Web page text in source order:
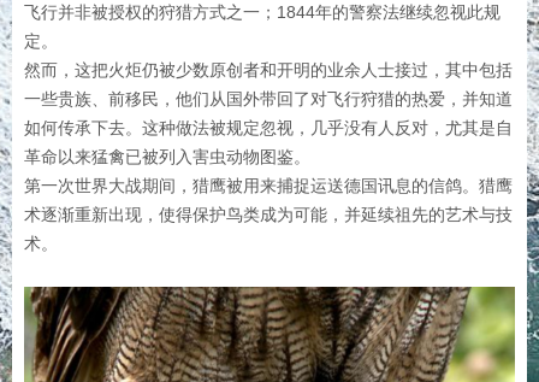
飞行并非被授权的狩猎方式之一；1844年的警察法继续忽视此规
定。
然而，这把火炬仍被少数原创者和开明的业余人士接过，其中包括
一些贵族、前移民，他们从国外带回了对飞行狩猎的热爱，并知道
如何传承下去。这种做法被规定忽视，几乎没有人反对，尤其是自
革命以来猛禽已被列入害虫动物图鉴。
第一次世界大战期间，猎鹰被用来捕捉运送德国讯息的信鸽。猎鹰
术逐渐重新出现，使得保护鸟类成为可能，并延续祖先的艺术与技
术。